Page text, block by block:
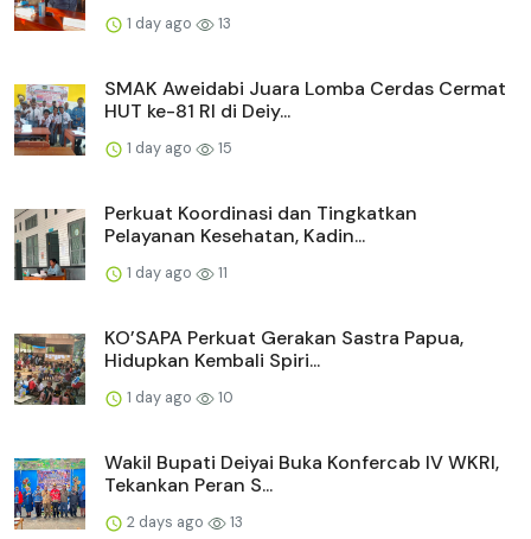
1 day ago 13
SMAK Aweidabi Juara Lomba Cerdas Cermat
HUT ke-81 RI di Deiy...
1 day ago 15
Perkuat Koordinasi dan Tingkatkan
Pelayanan Kesehatan, Kadin...
1 day ago 11
KO’SAPA Perkuat Gerakan Sastra Papua,
Hidupkan Kembali Spiri...
1 day ago 10
Wakil Bupati Deiyai Buka Konfercab IV WKRI,
Tekankan Peran S...
2 days ago 13